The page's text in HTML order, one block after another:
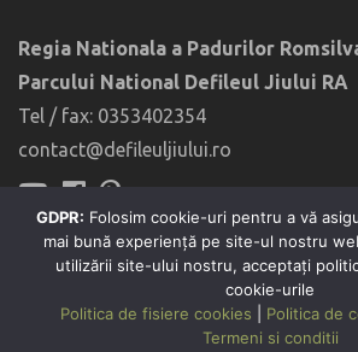
Regia Nationala a Padurilor
Parcului National Defileul Jiului RA
Tel / fax: 0353402354
contact@defileuljiului.ro
Defileul Jiului.
GDPR: Folosim cookie-uri pentru a vă
mai bună experiență pe site-ul nostru
utilizării site-ului nostru, acceptați
cookie-urile
Politica de fisiere cookies
Politica de
Termeni si conditii